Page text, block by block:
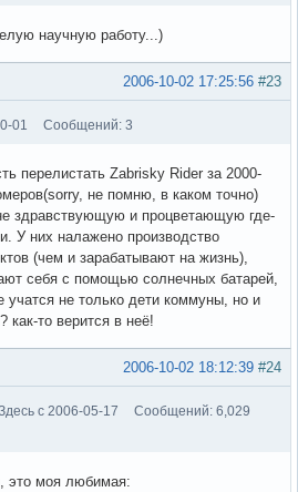
научную работу...)
#23
2006-10-02 17:25:56
01 Сообщений: 3
перелистать Zabrisky Rider за 2000-
не помню, в каком точно)
здравствующую и процветающую где-
У них налажено производство
(чем и зарабатывают на жизнь),
себя с помощью солнечных батарей,
не только дети коммуны, но и
как-то верится в неё!
#24
2006-10-02 18:12:39
с 2006-05-17
Сообщений: 6,029
это моя любимая: